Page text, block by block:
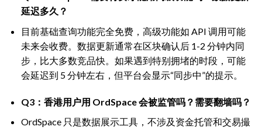
延迟多久？
目前基础查询功能完全免费，高级功能如 API 调用可能
未来会收费。数据更新通常在区块确认后 1-2 分钟内同
步，比大多数竞品快。如果遇到特别拥堵的时段，可能
会延迟到 5 分钟左右，但平台会显示“同步中”的提示。
Q3：香港用户用 OrdSpace 会被监管吗？需要翻墙吗？
OrdSpace 只是数据展示工具，不涉及资金托管和交易撮